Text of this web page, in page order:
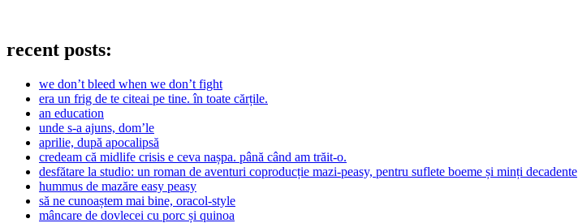
recent posts:
we don’t bleed when we don’t fight
era un frig de te citeai pe tine. în toate cărțile.
an education
unde s-a ajuns, dom’le
aprilie, după apocalipsă
credeam că midlife crisis e ceva nașpa. până când am trăit-o.
desfătare la studio: un roman de aventuri coproducție mazi-peasy, pentru suflete boeme și minți decadente
hummus de mazăre easy peasy
să ne cunoaștem mai bine, oracol-style
mâncare de dovlecei cu porc și quinoa